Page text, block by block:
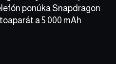
ponúka Snapdragon
a 5 000 mAh